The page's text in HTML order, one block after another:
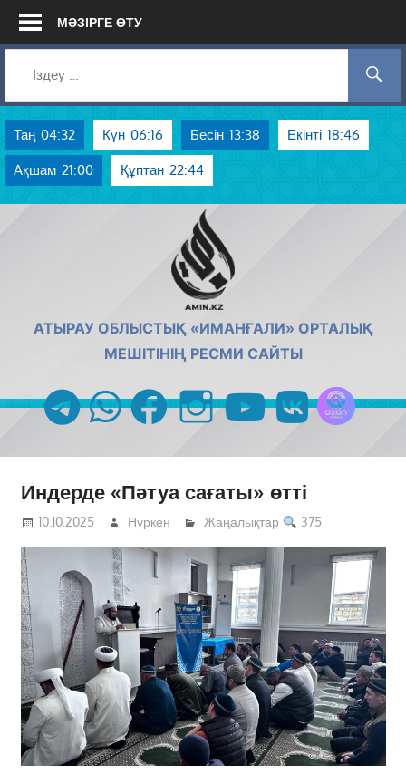
Skip
МӘЗІРГЕ ӨТУ
Таң 04:32 Күн 06:16 Бесін 13:38 Екінті 18:46
Ақшам 21:00 Құптан 22:44
АТЫРАУ ОБЛЫСТЫҚ «ИМАНҒАЛИ» ОРТАЛЫҚ
МЕШІТІНІҢ РЕСМИ САЙТЫ
telegramwhatsappfacebookinstagramyoutubevk
Индерде «Пәтуа сағаты» өтті
10.10.2025 Нұркен Жаңалықтар 375